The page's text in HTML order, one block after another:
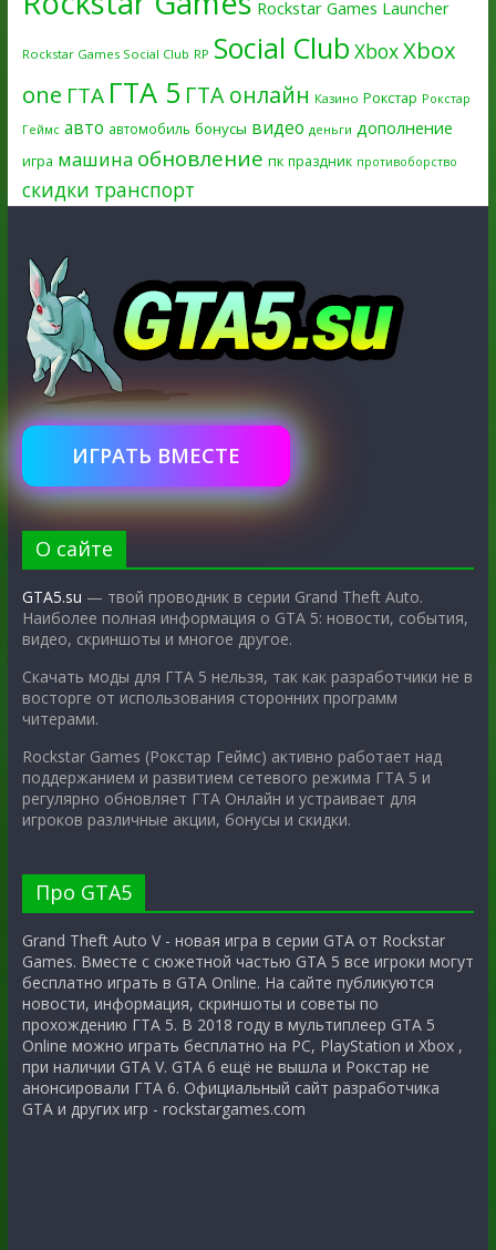
Rockstar Games Launcher
Rockstar Games Social Club RP Social Club XboxXbox
one ГТА ГТА 5 ГТА онлайн Казино Рокстар Рокстар
Геймс авто автомобиль бонусы видео деньги дополнение
игра машина обновление пк праздник противоборство
скидки транспорт
ИГРАТЬ ВМЕСТЕ
О сайте
GTA5.su — твой проводник в серии Grand Theft Auto.
Наиболее полная информация о GTA 5: новости, события,
видео, скриншоты и многое другое.
Скачать моды для ГТА 5 нельзя, так как разработчики не в
восторге от использования сторонних программ
читерами.
Rockstar Games (Рокстар Геймс) активно работает над
поддержанием и развитием сетевого режима ГТА 5 и
регулярно обновляет ГТА Онлайн и устраивает для
игроков различные акции, бонусы и скидки.
Про GTA5
Grand Theft Auto V - новая игра в серии GTA от Rockstar
Games. Вместе с сюжетной частью GTA 5 все игроки могут
бесплатно играть в GTA Online. На сайте публикуются
новости, информация, скриншоты и советы по
прохождению ГТА 5. В 2018 году в мультиплеер GTA 5
Online можно играть бесплатно на PC, PlayStation и Xbox ,
при наличии GTA V. GTA 6 ещё не вышла и Рокстар не
анонсировали ГТА 6. Официальный сайт разработчика
GTA и других игр - rockstargames.com